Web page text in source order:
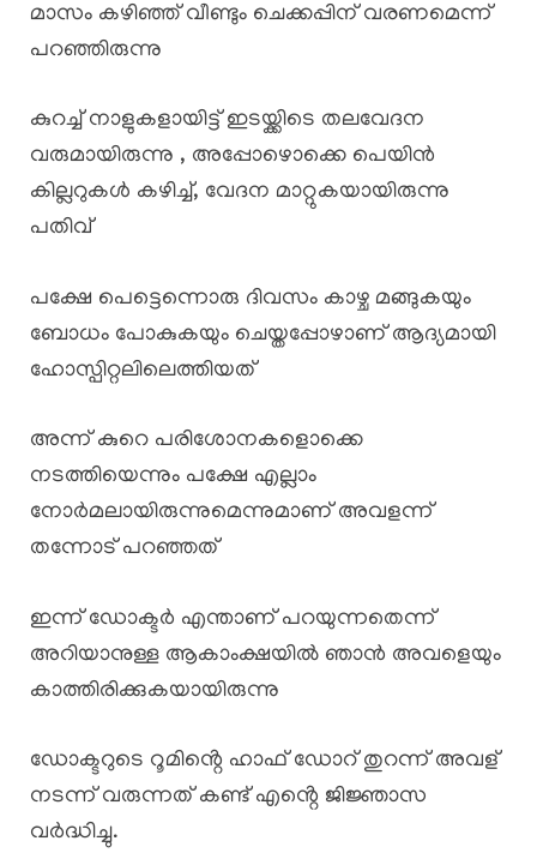
മാസം കഴിഞ്ഞ് വീണ്ടും ചെക്കപ്പിന് വരണമെന്ന്
പറഞ്ഞിരുന്നു
കുറച്ച് നാളുകളായിട്ട് ഇടയ്ക്കിടെ തലവേദന
വരുമായിരുന്നു , അപ്പോഴൊക്കെ പെയിൻ
കില്ലറുകൾ കഴിച്ച്, വേദന മാറ്റുകയായിരുന്നു
പതിവ്
പക്ഷേ പെട്ടെന്നൊരു ദിവസം കാഴ്ച മങ്ങുകയും
ബോധം പോകുകയും ചെയ്തപ്പോഴാണ് ആദ്യമായി
ഹോസ്പിറ്റലിലെത്തിയത്
അന്ന് കുറെ പരിശോനകളൊക്കെ
നടത്തിയെന്നും പക്ഷേ എല്ലാം
നോർമലായിരുന്നുമെന്നുമാണ് അവളന്ന്
തന്നോട് പറഞ്ഞത്
ഇന്ന് ഡോക്ടർ എന്താണ് പറയുന്നതെന്ന്
അറിയാനുള്ള ആകാംക്ഷയിൽ ഞാൻ അവളെയും
കാത്തിരിക്കുകയായിരുന്നു
ഡോക്ടറുടെ റൂമിൻ്റെ ഹാഫ് ഡോറ് തുറന്ന് അവള്
നടന്ന് വരുന്നത് കണ്ട് എൻ്റെ ജിജ്ഞാസ
വർദ്ധിച്ചു.